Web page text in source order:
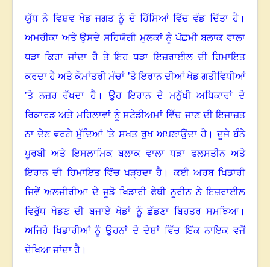
ਯੁੱਧ ਨੇ ਵਿਸ਼ਵ ਖੇਡ ਜਗਤ ਨੂੰ ਦੋ ਹਿੱਸਿਆਂ ਵਿੱਚ ਵੰਡ ਦਿੱਤਾ ਹੈ ।
ਅਮਰੀਕਾ ਅਤੇ ਉਸਦੇ ਸਹਿਯੋਗੀ ਮੁਲਕਾਂ ਨੂੰ ਪੱਛਮੀ ਬਲਾਕ ਵਾਲਾ
ਧੜਾ ਕਿਹਾ ਜਾਂਦਾ ਹੈ ਤੇ ਇਹ ਧੜਾ ਇਜ਼ਰਾਈਲ ਦੀ ਹਿਮਾਇਤ
ਕਰਦਾ ਹੈ ਅਤੇ ਕੌਮਾਂਤਰੀ ਮੰਚਾਂ ’ਤੇ ਇਰਾਨ ਦੀਆਂ ਖੇਡ ਗਤੀਵਿਧੀਆਂ
’ਤੇ ਨਜ਼ਰ ਰੱਖਦਾ ਹੈ।ਉਹ ਇਰਾਨ ਦੇ ਮਨੁੱਖੀ ਅਧਿਕਾਰਾਂ ਦੇ
ਰਿਕਾਰਡ ਅਤੇ ਮਹਿਲਾਵਾਂ ਨੂੰ ਸਟੇਡੀਅਮਾਂ ਵਿੱਚ ਜਾਣ ਦੀ ਇਜਾਜ਼ਤ
ਨਾ ਦੇਣ ਵਰਗੇ ਮੁੱਦਿਆਂ ’ਤੇ ਸਖਤ ਰੁਖ ਅਪਣਾਉਂਦਾ ਹੈ।ਦੂਜੇ ਬੰਨੇ
ਪੂਰਬੀ ਅਤੇ ਇਸਲਾਮਿਕ ਬਲਾਕ ਵਾਲਾ ਧੜਾ ਫਲਸਤੀਨ ਅਤੇ
ਇਰਾਨ ਦੀ ਹਿਮਾਇਤ ਵਿੱਚ ਖੜ੍ਹਦਾ ਹੈ ।ਕਈ ਅਰਬ ਖਿਡਾਰੀ
ਜਿਵੇਂ ਅਲਜੀਰੀਆ ਦੇ ਜੂਡੋ ਖਿਡਾਰੀ ਫੇਥੀ ਨੂਰੀਨ ਨੇ ਇਜ਼ਰਾਈਲ
ਵਿਰੁੱਧ ਖੇਡਣ ਦੀ ਬਜਾਏ ਖੇਡਾਂ ਨੂੰ ਛੱਡਣਾ ਬਿਹਤਰ ਸਮਝਿਆ।
ਅਜਿਹੇ ਖਿਡਾਰੀਆਂ ਨੂੰ ਉਹਨਾਂ ਦੇ ਦੇਸ਼ਾਂ ਵਿੱਚ ਇੱਕ ਨਾਇਕ ਵਜੋਂ
ਦੇਖਿਆ ਜਾਂਦਾ ਹੈ ।